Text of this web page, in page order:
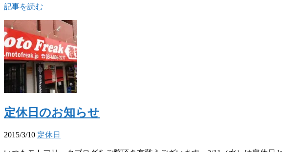
記事を読む
定休日のお知らせ
2015/3/10 定休日